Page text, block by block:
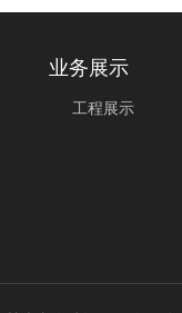
业务展示
工程展示